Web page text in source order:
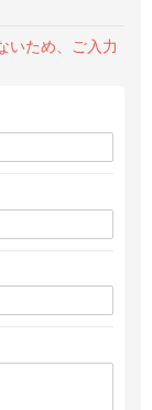
いため、ご入力